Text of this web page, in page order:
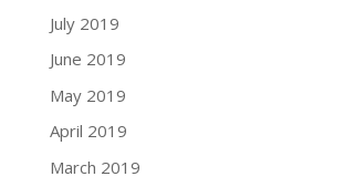
July 2019
June 2019
May 2019
April 2019
March 2019